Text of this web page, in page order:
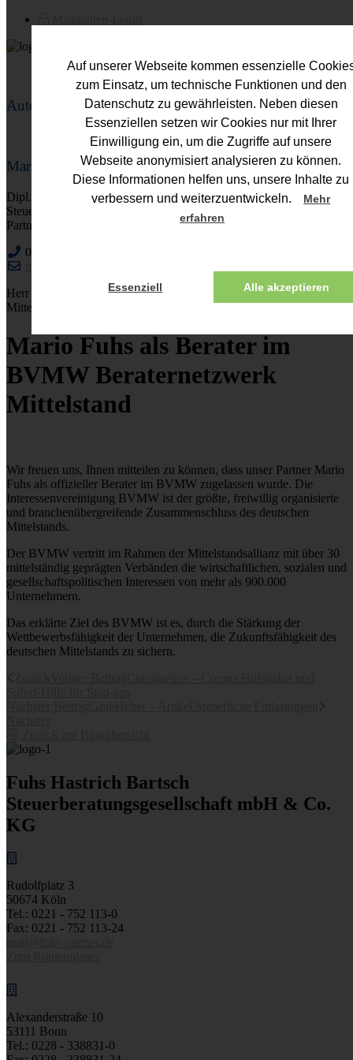
Auf unserer Webseite kommen essenzielle
zum Einsatz, um technische Funktionen und den
Datenschutz zu gewährleisten. Neben diesen
Essenziellen setzen wir Cookies nur mit Ihrer
Einwilligung ein, um die Zugriffe auf unsere
Webseite anonymisiert analysieren zu können.
Diese Informationen helfen uns, unsere Inhalte zu
verbessern und weiterzuentwickeln.
Mehr
erfahren
Essenziell Alle akzeptieren
Autor
Mario Fuhs
Dipl.-Kfm. (FH)
Steuerberater
Partner
0221 - 752113-0
Herr Fuhs berät schwerpunktmäßig in den Bereichen NPO und
Mittelstand.
Mario Fuhs als Berater im
BVMW Beraternetzwerk
Mittelstand
Wir freuen uns, Ihnen mitteilen zu können, dass unser Partner Mario
Fuhs als offizieller Berater im BVMW zugelassen wurde. Die
Interessenvereinigung BVMW ist der größte, freiwillig organisierte
und branchenübergreifende Zusammenschluss des deutschen
Mittelstands.
Der BVMW vertritt im Rahmen der Mittelstandsallianz mit über 30
mittelständig geprägten Verbänden die wirtschaftlichen, sozialen und
gesellschaftspolitischen Interessen von mehr als 900.000
Unternehmern.
Das erklärte Ziel des BVMW ist es, durch die Stärkung der
Wettbewerbsfähigkeit der Unternehmen, die Zukunftsfähigkeit des
deutschen Mittelstands zu sichern.
Fuhs Hastrich Bartsch
Steuerberatungs­­gesellschaft mbH & Co.
KG
Rudolfplatz 3
50674 Köln
Tel.: 0221 - 752 113-0
Fax: 0221 - 752 113-24
Alexanderstraße 10
53111 Bonn
Tel.: 0228 - 338831-0